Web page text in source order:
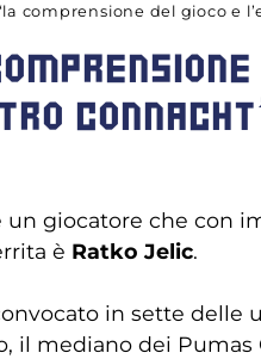
comprensione del gioco e
un giocatore che con
è Ratko Jelic.
in sette delle
il mediano dei